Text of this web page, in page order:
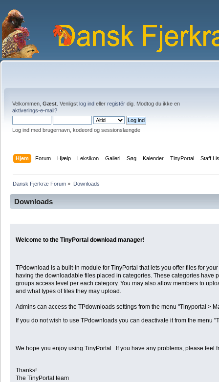
Velkommen, Gæst . Venligst log ind eller registér dig. Modtog du ikke en
aktiverings-e-mail?
Log ind med brugernavn, kodeord og sessionslængde
Hjem Forum Hjælp Leksikon Galleri Søg Kalender TinyPortal Staff
Dansk Fjerkræ Forum » Downloads
Downloads
Welcome to the TinyPortal download manager!
TPdownload is a built-in module for TinyPortal that lets you offer files for
having the downloadable files placed in categories. These categories have
groups access level per each category. You may also allow members to
and what types of files they may upload.
Admins can access the TPdownloads settings from the menu "Tinyportal >
If you do not wish to use TPdownloads you can deactivate it from the menu
We hope you enjoy using TinyPortal. If you have any problems, please feel
Thanks!
The TinyPortal team